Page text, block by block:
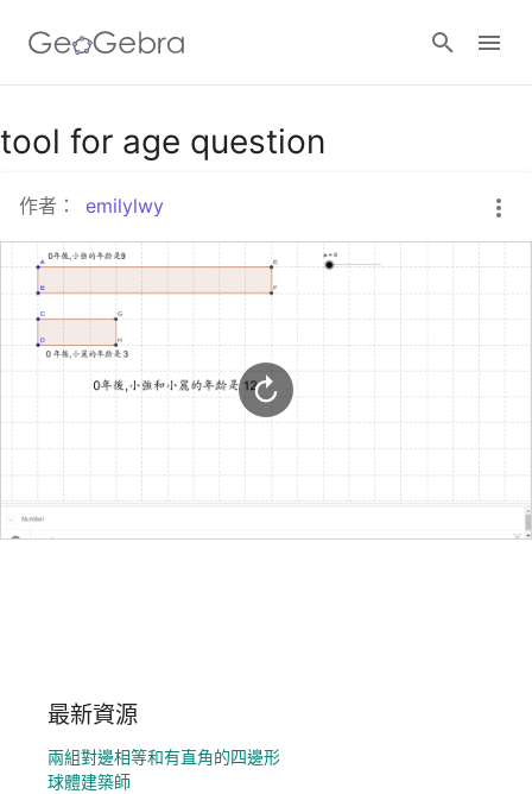
Google Classroom
GeoGebra Classroom
tool for age question
作者： emilylwy
最新資源
兩組對邊相等和有直角的四邊形
球體建築師